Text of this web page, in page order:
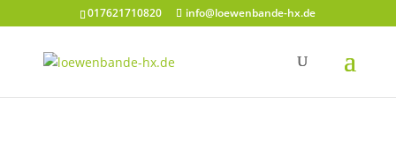
017621710820 info@loewenbande-hx.de